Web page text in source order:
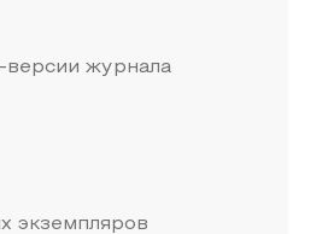
журнала
экземпляров